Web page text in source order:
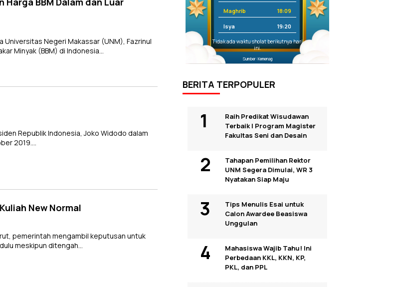
Universitas Negeri Makassar (UNM), Fazrinul
Minyak (BBM) di Indonesia…
Republik Indonesia, Joko Widodo dalam
2019….
New Normal
pemerintah mengambil keputusan untuk
meskipun ditengah…
Maghrib 18:09
Isya 19:20
Tidak ada waktu sholat berikutnya hari
ini.
Sumber: Kemenag
BERITA TERPOPULER
Raih Predikat Wisudawan
Terbaik I Program Magister
Fakultas Seni dan Desain
Tahapan Pemilihan Rektor
UNM Segera Dimulai, WR 3
Nyatakan Siap Maju
Tips Menulis Esai untuk
Calon Awardee Beasiswa
Unggulan
Mahasiswa Wajib Tahu! Ini
Perbedaan KKL, KKN, KP,
PKL, dan PPL